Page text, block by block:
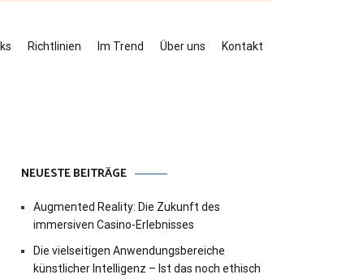
Richtlinien Im Trend Über uns Kontakt
NEUESTE BEITRÄGE
Augmented Reality: Die Zukunft des
immersiven Casino-Erlebnisses
Die vielseitigen Anwendungsbereiche
künstlicher Intelligenz – Ist das noch ethisch